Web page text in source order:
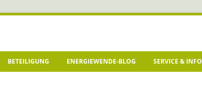
BETEILIGUNG ENERGIEWENDE-BLOG SERVICE & INFO